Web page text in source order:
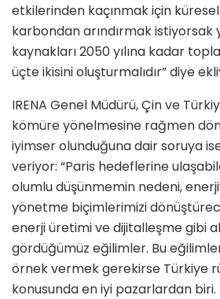
etkilerinden kaçınmak için
karbondan arındırmak istiyorsak
kaynakları 2050 yılına kadar
üçte ikisini oluşturmalıdır” diye
IRENA Genel Müdürü, Çin ve
kömüre yönelmesine rağmen
iyimser olunduğuna dair soruya
veriyor: “Paris hedeflerine
olumlu düşünmemin nedeni,
yönetme biçimlerimizi
enerji üretimi ve dijitalleşme gibi
gördüğümüz eğilimler. Bu
örnek vermek gerekirse Türkiye
konusunda en iyi pazarlardan